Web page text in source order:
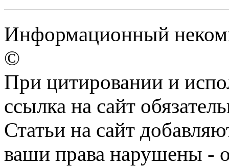
Информационный
©
При цитировании и
ссылка на сайт
Статьи на сайт
ваши права нарушены -